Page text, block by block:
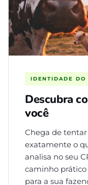
IDENTIDADE DO
Descubra
você
Chega de
exatamente o
analisa no seu
caminho
para a sua